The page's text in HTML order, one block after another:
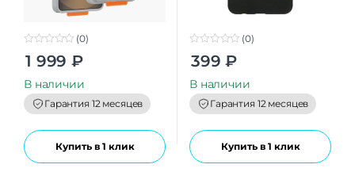
t
o
f
5
(0)
1 999 ₽
В наличии
Гарантия 12 месяцев
Купить в 1 клик
o
t
o
f
5
(0)
399 ₽
В наличии
Гарантия 12 месяцев
Купить в 1 клик